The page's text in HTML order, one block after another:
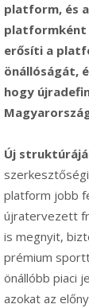
platform, és
platformként
erősíti a
önállóságát,
hogy
Új
platform jobb
újratervezett
is megnyit,
prémium
önállóbb piaci
azokat az